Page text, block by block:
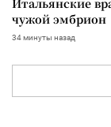
чужой эмбрион
34 минуты назад